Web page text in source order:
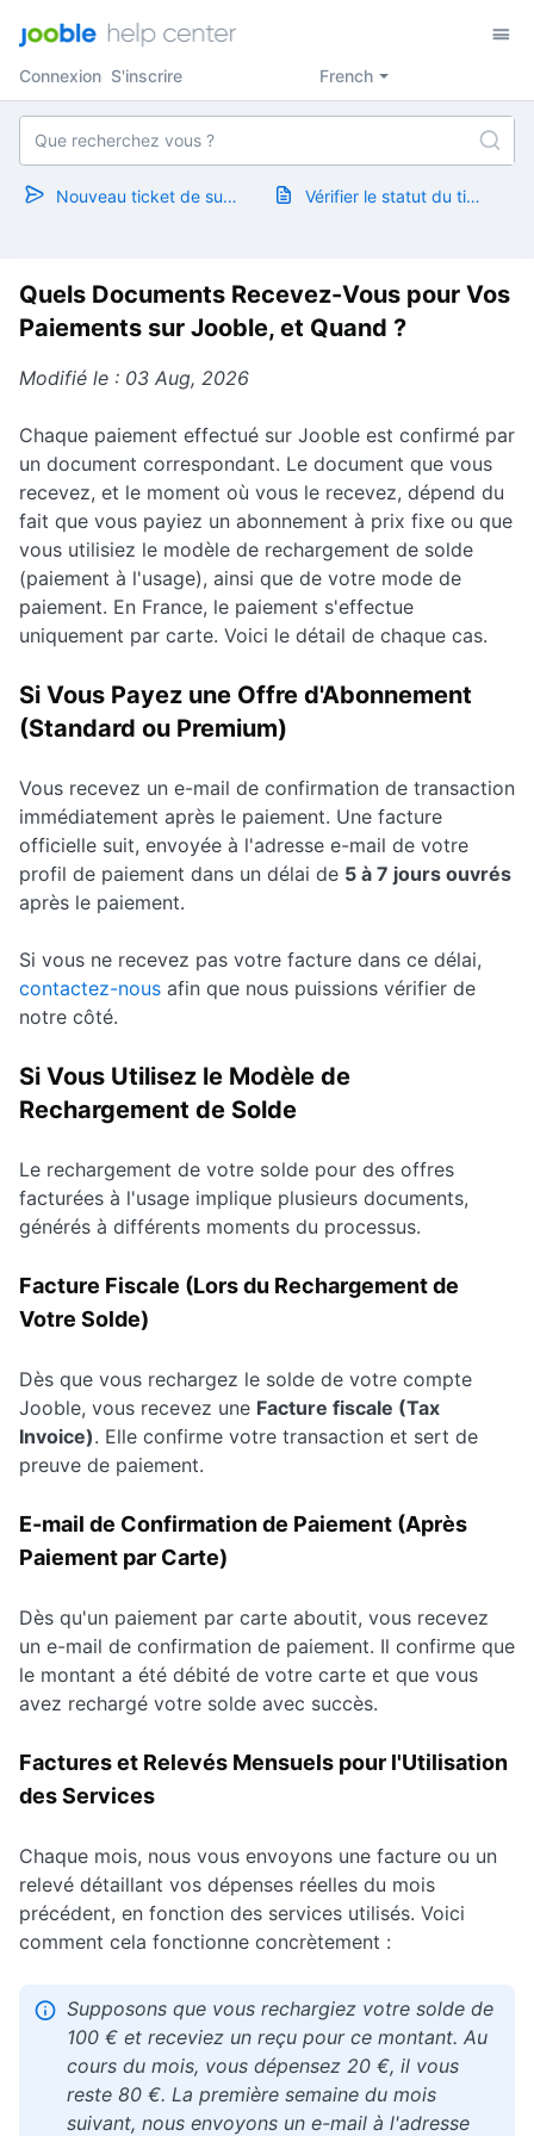
French
Connexion S'inscrire
Nouveau ticket de support Vérifier le statut du ticket
Quels Documents Recevez-Vous pour Vos
Paiements sur Jooble, et Quand ?
Modifié le : 03 Aug, 2026
Chaque paiement effectué sur Jooble est confirmé par
un document correspondant. Le document que vous
recevez, et le moment où vous le recevez, dépend du
fait que vous payiez un abonnement à prix fixe ou que
vous utilisiez le modèle de rechargement de solde
(paiement à l'usage), ainsi que de votre mode de
paiement. En France, le paiement s'effectue
uniquement par carte. Voici le détail de chaque cas.
Si Vous Payez une Offre d'Abonnement
(Standard ou Premium)
Vous recevez un e-mail de confirmation de transaction
immédiatement après le paiement. Une facture
officielle suit, envoyée à l'adresse e-mail de votre
profil de paiement dans un délai de 5 à 7 jours ouvrés
après le paiement.
Si vous ne recevez pas votre facture dans ce délai,
contactez-nous afin que nous puissions vérifier de
notre côté.
Si Vous Utilisez le Modèle de
Rechargement de Solde
Le rechargement de votre solde pour des offres
facturées à l'usage implique plusieurs documents,
générés à différents moments du processus.
Facture Fiscale (Lors du Rechargement de
Votre Solde)
Dès que vous rechargez le solde de votre compte
Jooble, vous recevez une Facture fiscale (Tax
Invoice). Elle confirme votre transaction et sert de
preuve de paiement.
E-mail de Confirmation de Paiement (Après
Paiement par Carte)
Dès qu'un paiement par carte aboutit, vous recevez
un e-mail de confirmation de paiement. Il confirme que
le montant a été débité de votre carte et que vous
avez rechargé votre solde avec succès.
Factures et Relevés Mensuels pour l'Utilisation
des Services
Chaque mois, nous vous envoyons une facture ou un
relevé détaillant vos dépenses réelles du mois
précédent, en fonction des services utilisés. Voici
comment cela fonctionne concrètement :
Supposons que vous rechargiez votre solde de
100 € et receviez un reçu pour ce montant. Au
cours du mois, vous dépensez 20 €, il vous
reste 80 €. La première semaine du mois
suivant, nous envoyons un e-mail à l'adresse